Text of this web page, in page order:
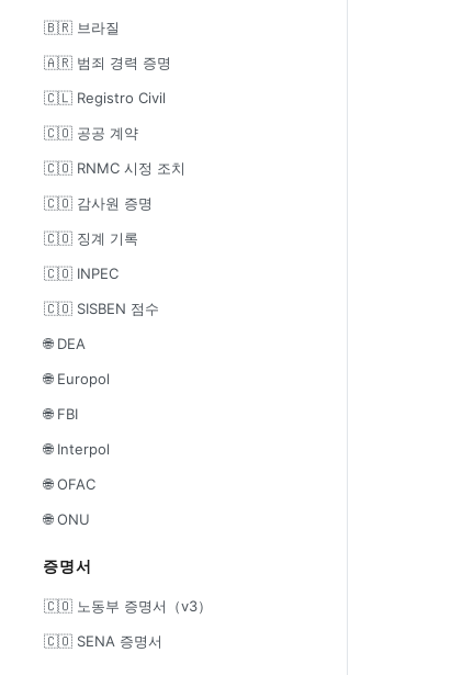
🇧🇷 브라질
🇦🇷 범죄 경력 증명
🇨🇱 Registro Civil
🇨🇴 공공 계약
🇨🇴 RNMC 시정 조치
🇨🇴 감사원 증명
🇨🇴 징계 기록
🇨🇴 INPEC
🇨🇴 SISBEN 점수
🌐 DEA
🌐 Europol
🌐 FBI
🌐 Interpol
🌐 OFAC
🌐 ONU
증명서
🇨🇴 노동부 증명서（v3）
🇨🇴 SENA 증명서